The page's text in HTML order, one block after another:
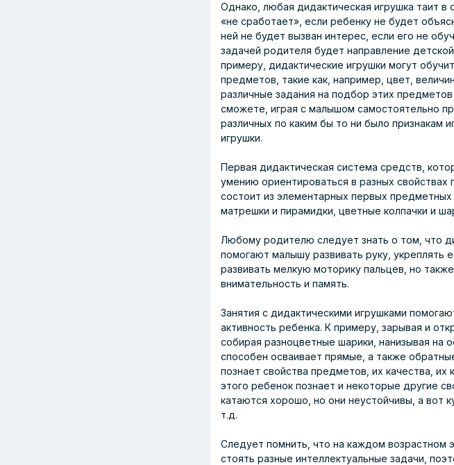
Однако, любая дидактическая игрушка таит
«не сработает», если ребенку не будет
ней не будет вызван интерес, если его не
задачей родителя будет направление
примеру, дидактические игрушки могут
предметов, такие как, например, цвет,
различные задания на подбор этих
сможете, играя с малышом самостоятельно
различных по каким бы то ни было признакам
игрушки.
Первая дидактическая система средств,
умению ориентироваться в разных свойствах
состоит из элементарных первых
матрешки и пирамидки, цветные колпачки и
Любому родителю следует знать о том, что
помогают малышу развивать руку, укреплять
развивать мелкую моторику пальцев, но
внимательность и память.
Занятия с дидактическими игрушками
активность ребенка. К примеру, зарывая и
собирая разноцветные шарики, нанизывая на
способен осваивает прямые, а также
познает свойства предметов, их качества,
этого ребенок познает и некоторые другие
катаются хорошо, но они неустойчивы, а вот
т.д.
Следует помнить, что на каждом возрастном
стоять разные интеллектуальные задачи,